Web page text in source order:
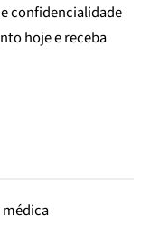
confidencialidade
hoje e receba